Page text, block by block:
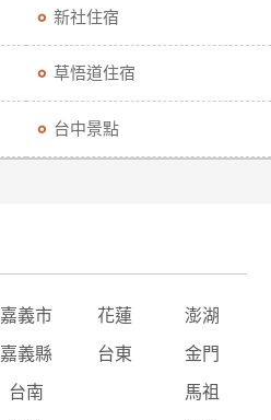
新社住宿
草悟道住宿
台中景點
嘉義市 花蓮 澎湖
嘉義縣 台東 金門
台南 馬祖